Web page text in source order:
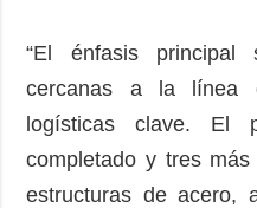
“El énfasis
cercanas a la línea
logísticas clave. El
completado y tres
estructuras de acero,